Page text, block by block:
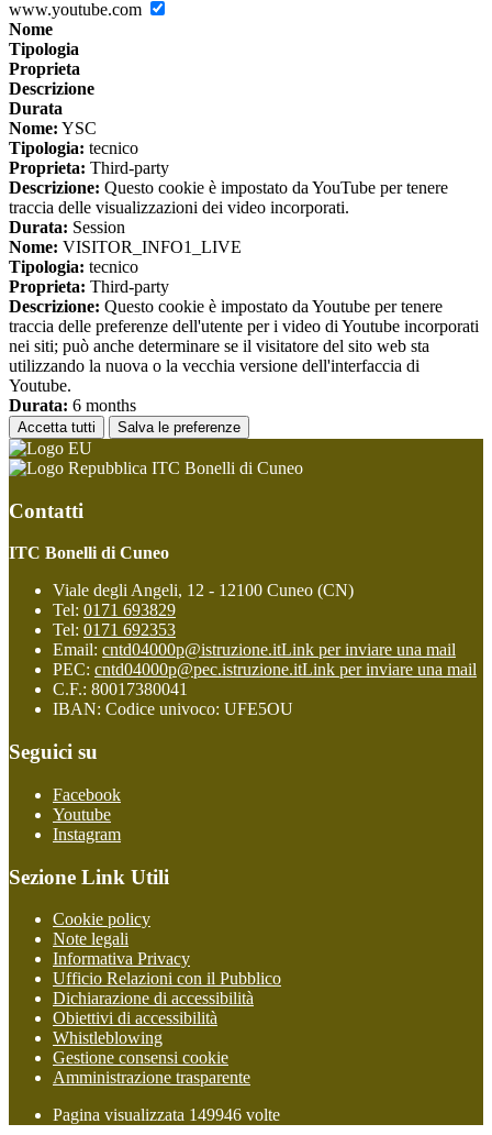
www.youtube.com
Nome
Tipologia
Proprieta
Descrizione
Durata
Nome: YSC
Tipologia: tecnico
Proprieta: Third-party
Descrizione: Questo cookie è impostato da YouTube per tenere
traccia delle visualizzazioni dei video incorporati.
Durata: Session
Nome: VISITOR_INFO1_LIVE
Tipologia: tecnico
Proprieta: Third-party
Descrizione: Questo cookie è impostato da Youtube per tenere
traccia delle preferenze dell'utente per i video di Youtube incorporati
nei siti; può anche determinare se il visitatore del sito web sta
utilizzando la nuova o la vecchia versione dell'interfaccia di
Youtube.
Durata: 6 months
Accetta tutti Salva le preferenze
ITC Bonelli di Cuneo
Contatti
ITC Bonelli di Cuneo
Viale degli Angeli, 12 - 12100 Cuneo (CN)
Tel: 0171 693829
Tel: 0171 692353
Email: cntd04000p@istruzione.itLink per inviare una mail
PEC: cntd04000p@pec.istruzione.itLink per inviare una mail
C.F.: 80017380041
IBAN: Codice univoco: UFE5OU
Seguici su
Facebook
Youtube
Instagram
Sezione Link Utili
Cookie policy
Note legali
Informativa Privacy
Ufficio Relazioni con il Pubblico
Dichiarazione di accessibilità
Obiettivi di accessibilità
Whistleblowing
Gestione consensi cookie
Amministrazione trasparente
Pagina visualizzata 149946 volte